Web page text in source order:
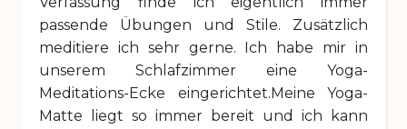
passende Übungen und Stile. Zusätzlich
meditiere ich sehr gerne. Ich habe mir in
unserem Schlafzimmer eine Yoga-
Meditations-Ecke eingerichtet.Meine Yoga-
Matte liegt so immer bereit und ich kann